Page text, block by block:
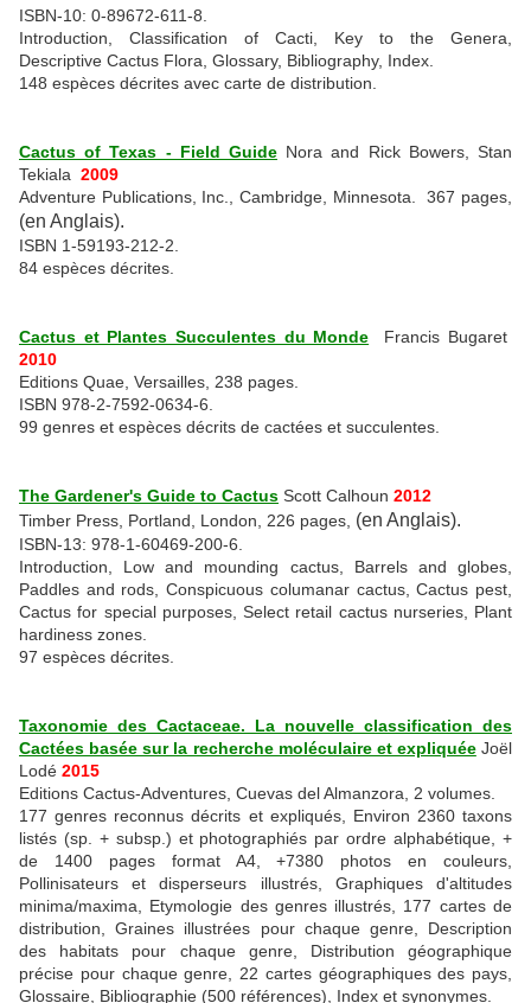
ISBN-10: 0-89672-611-8.
Introduction, Classification of Cacti, Key to the Genera,
Descriptive Cactus Flora, Glossary, Bibliography, Index.
148 espèces décrites avec carte de distribution.
Cactus of Texas - Field Guide Nora and Rick Bowers, Stan
Tekiala 2009
Adventure Publications, Inc., Cambridge, Minnesota. 367 pages,
(en Anglais).
ISBN 1-59193-212-2.
84 espèces décrites.
Cactus et Plantes Succulentes du Monde Francis Bugaret
2010
Editions Quae, Versailles, 238 pages.
ISBN 978-2-7592-0634-6.
99 genres et espèces décrits de cactées et succulentes.
The Gardener's Guide to Cactus Scott Calhoun 2012
Timber Press, Portland, London, 226 pages, (en Anglais).
ISBN-13: 978-1-60469-200-6.
Introduction, Low and mounding cactus, Barrels and globes,
Paddles and rods, Conspicuous columanar cactus, Cactus pest,
Cactus for special purposes, Select retail cactus nurseries, Plant
hardiness zones.
97 espèces décrites.
Taxonomie des Cactaceae. La nouvelle classification des
Cactées basée sur la recherche moléculaire et expliquéeJoël
Lodé 2015
Editions Cactus-Adventures, Cuevas del Almanzora, 2 volumes.
177 genres reconnus décrits et expliqués, Environ 2360 taxons
listés (sp. + subsp.) et photographiés par ordre alphabétique, +
de 1400 pages format A4, +7380 photos en couleurs,
Pollinisateurs et disperseurs illustrés, Graphiques d'altitudes
minima/maxima, Etymologie des genres illustrés, 177 cartes de
distribution, Graines illustrées pour chaque genre, Description
des habitats pour chaque genre, Distribution géographique
précise pour chaque genre, 22 cartes géographiques des pays,
Glossaire, Bibliographie (500 références), Index et synonymes.